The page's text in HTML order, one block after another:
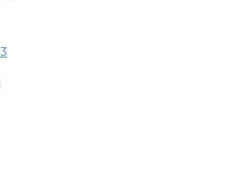
3